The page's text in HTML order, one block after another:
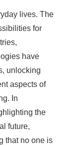
lives. The
for
have
unlocking
aspects of
In
the
future,
that no one is